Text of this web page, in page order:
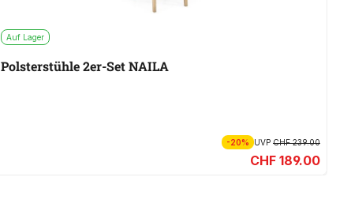
Auf Lager
Polsterstühle 2er-Set NAILA
-20% UVP CHF 239.00
CHF 189.00